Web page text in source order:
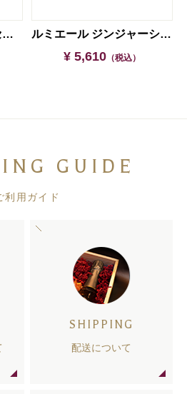
ホップシードル（6本セット） ルミエール ジンジャーシードル（6本セット）
¥ 5,610 （税込）
GUIDE
利用ガイド
SHIPPING
配送について